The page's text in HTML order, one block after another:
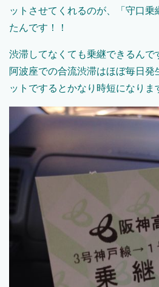
ットさせてくれるのが、「守口乗
たんです！！
渋滞してなくても乗継できるんで
阿波座での合流渋滞はほぼ毎日発
ットでするとかなり時短になりま